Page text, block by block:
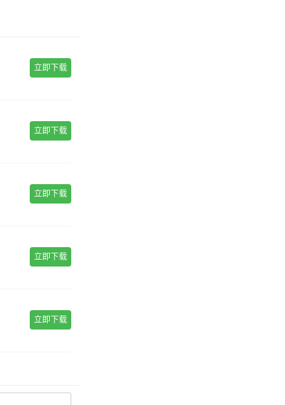
立即下载
立即下载
立即下载
立即下载
立即下载